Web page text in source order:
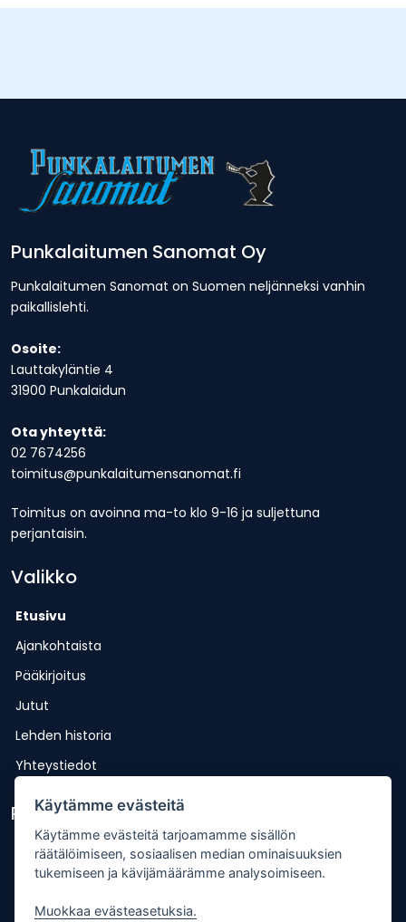
Punkalaitumen Sanomat Oy
Punkalaitumen Sanomat on Suomen neljänneksi vanhin
paikallislehti.
Osoite:
Lauttakyläntie 4
31900 Punkalaidun
Ota yhteyttä:
02 7674256
toimitus@punkalaitumensanomat.fi
Toimitus on avoinna ma-to klo 9-16 ja suljettuna
perjantaisin.
Valikko
Etusivu
Ajankohtaista
Pääkirjoitus
Jutut
Lehden historia
Yhteystiedot
Pikalinkit
Lähetä uutisvinkki
Kopiointiohje
Mediakortti
Käytämme evästeitä
Käytämme evästeitä tarjoamamme sisällön
räätälöimiseen, sosiaalisen median ominaisuuksien
tukemiseen ja kävijämäärämme analysoimiseen.
Muokkaa evästeasetuksia.